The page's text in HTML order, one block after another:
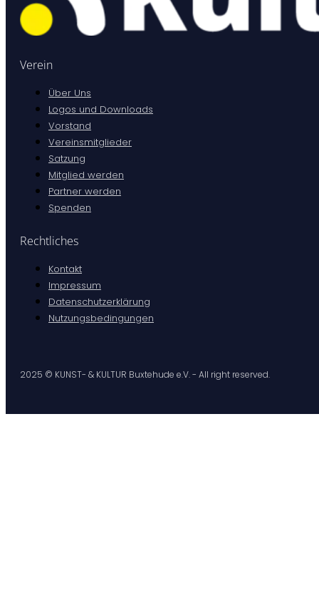
Verein
Über Uns
Logos und Downloads
Vorstand
Vereinsmitglieder
Satzung
Mitglied werden
Partner werden
Spenden
Rechtliches
Kontakt
Impressum
Datenschutzerklärung
Nutzungsbedingungen
2025 © KUNST- & KULTUR Buxtehude e.V. - All right reserved.